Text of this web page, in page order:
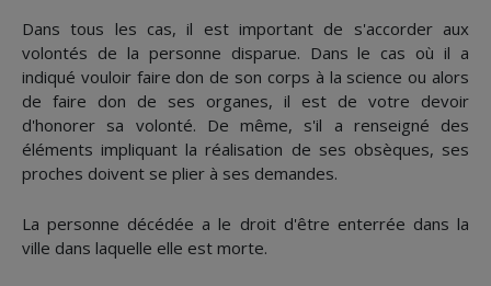
Dans tous les cas, il est important de s'accorder aux
volontés de la personne disparue. Dans le cas où il a
indiqué vouloir faire don de son corps à la science ou alors
de faire don de ses organes, il est de votre devoir
d'honorer sa volonté. De même, s'il a renseigné des
éléments impliquant la réalisation de ses obsèques, ses
proches doivent se plier à ses demandes.
La personne décédée a le droit d'être enterrée dans la
ville dans laquelle elle est morte.